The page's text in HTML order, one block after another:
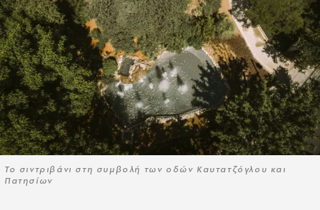
Το σιντριβάνι στη συμβολή των οδών Καυτατζόγλου και
Πατησίων